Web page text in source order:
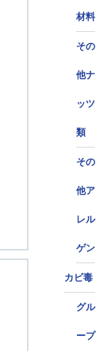
材料
その
他ナ
ッツ
類
その
他ア
レル
ゲン
カビ毒
グル
ープ